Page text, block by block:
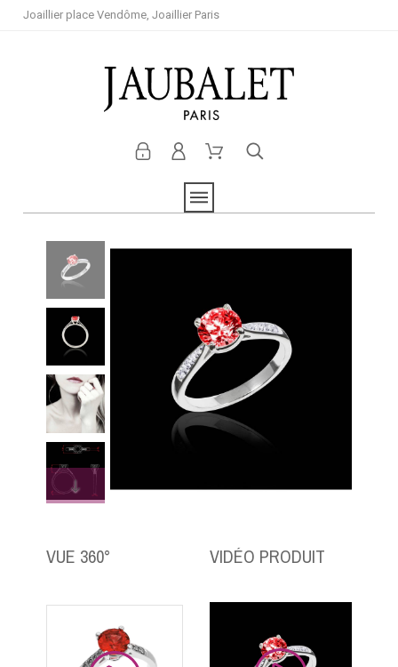
Joaillier place Vendôme, Joaillier Paris
VUE 360° VIDÉO PRODUIT